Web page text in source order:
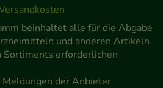
beinhaltet alle für die Abgabe
und anderen Artikeln
Sortiments erforderlichen
der Anbieter